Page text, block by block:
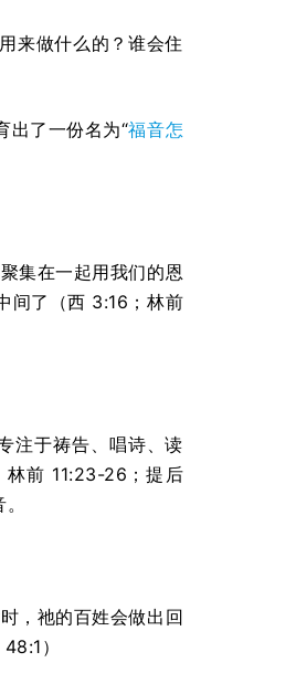
来做什么的？谁会住
出了一份名为“福音怎
集在一起用我们的恩
间了（西 3:16；林前
注于祷告、唱诗、读
前 11:23-26；提后
，祂的百姓会做出回
）